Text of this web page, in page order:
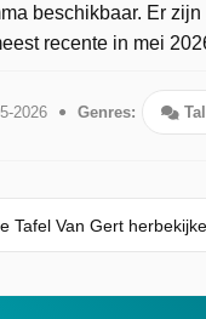
beschikbaar. Er
recente in mei
2026 Genres:
Tafel Van Gert